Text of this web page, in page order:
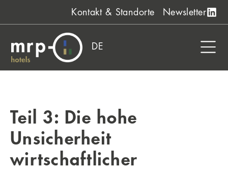
Kontakt & Standorte Newsletter
DE
Teil 3: Die hohe
Unsicherheit
wirtschaftlicher